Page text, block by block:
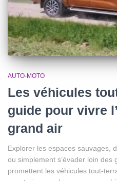
AUTO-MOTO
Les véhicules
guide pour vivre
grand air
Explorer les espaces sauvages,
ou simplement s’évader loin des
promettent les véhicules tout-